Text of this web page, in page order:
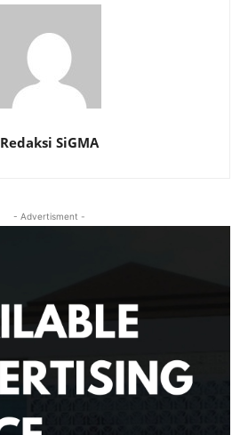
Redaksi SiGMA
- Advertisment -